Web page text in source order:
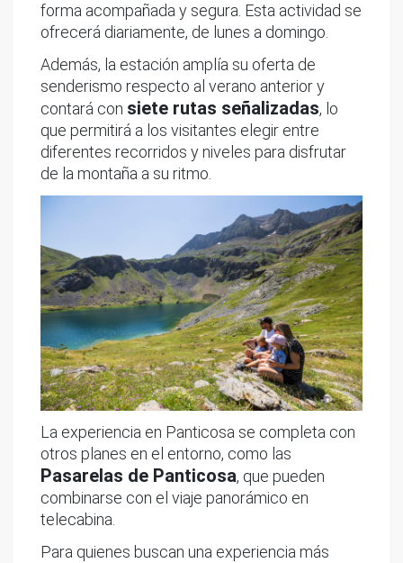
forma acompañada y segura. Esta actividad se
ofrecerá diariamente, de lunes a domingo.
Además, la estación amplía su oferta de
senderismo respecto al verano anterior y
contará con siete rutas señalizadas, lo
que permitirá a los visitantes elegir entre
diferentes recorridos y niveles para disfrutar
de la montaña a su ritmo.
La experiencia en Panticosa se completa con
otros planes en el entorno, como las
Pasarelas de Panticosa, que pueden
combinarse con el viaje panorámico en
telecabina.
Para quienes buscan una experiencia más